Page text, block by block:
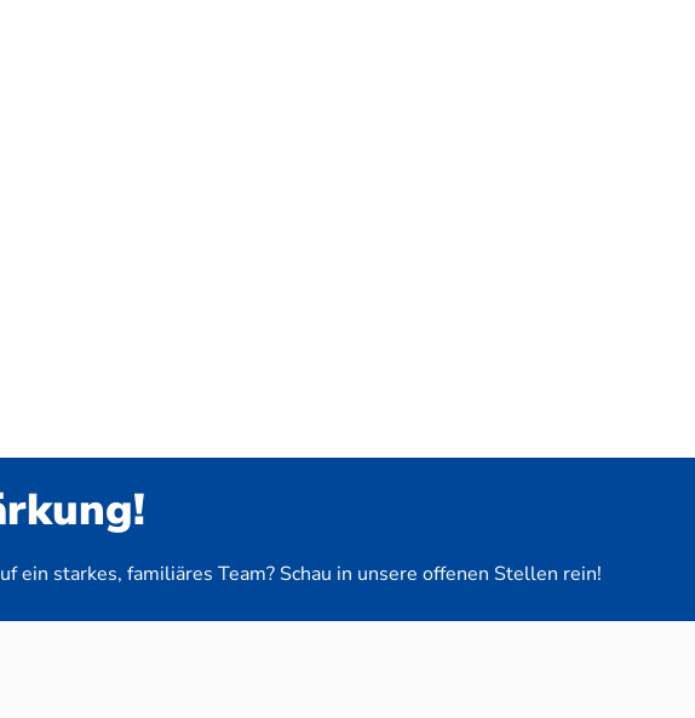
starkes, familiäres Team? Schau in unsere offenen Stellen rein!